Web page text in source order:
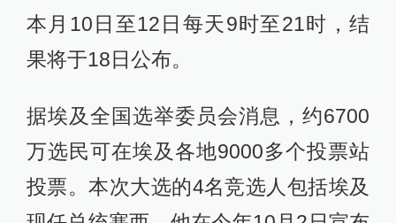
选举投票的第一天，一名工作人员在选票上盖
章。澎湃影像 图
据新华社12月11日报道，埃及总统选